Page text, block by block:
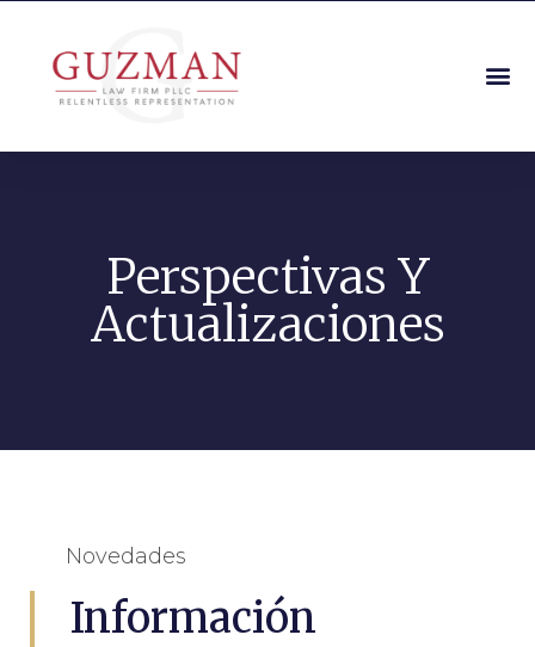
Perspectivas Y
Actualizaciones
Novedades
Información